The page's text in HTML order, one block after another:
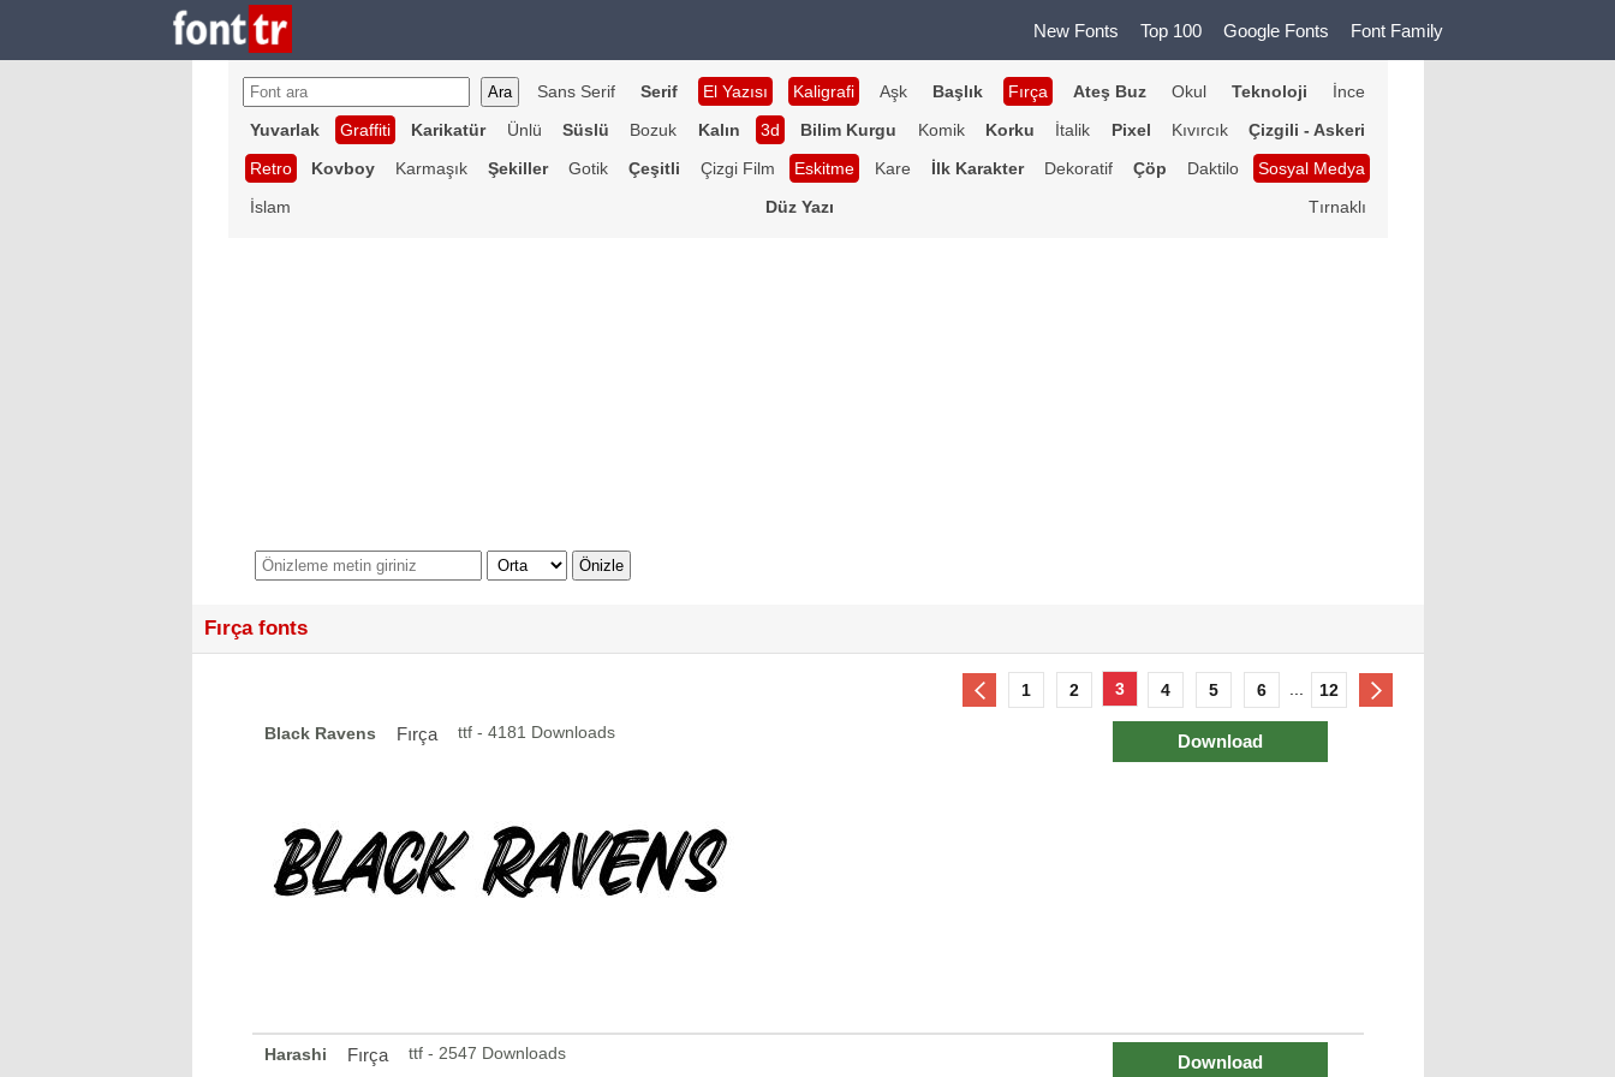
New Fonts Top 100 Google Fonts Font Family
Sans Serif Serif El Yazısı Kaligrafi Aşk Başlık Fırça Ateş Buz Okul Teknoloji
İnce
Yuvarlak
Graffiti Karikatür Ünlü Süslü Bozuk Kalın 3d Bilim Kurgu Komik Korku İtalik Pixel Kıvırcık
Çizgili - Askeri
Retro
Kovboy Karmaşık Şekiller Gotik Çeşitli Çizgi Film Eskitme Kare İlk Karakter Dekoratif Çöp Daktilo
Sosyal Medya
İslam
Düz Yazı Tırnaklı
Fırça fonts
1 2 3 4 5 6 12
Black Ravens Fırça ttf - 4181 Downloads Download
Harashi Fırça ttf - 2547 Downloads Download